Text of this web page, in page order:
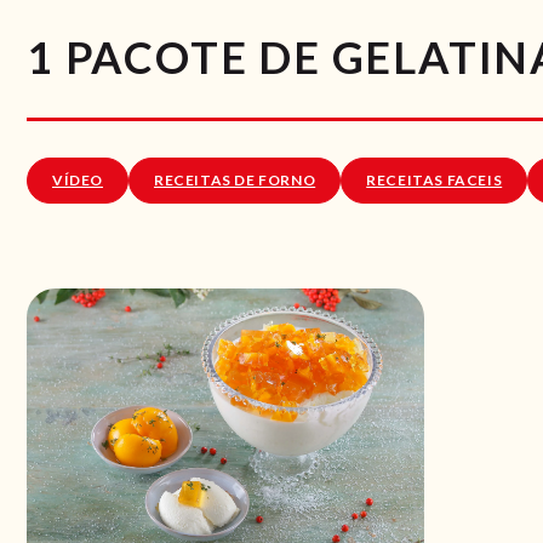
1 PACOTE DE
VÍDEO RECEITAS DE FORNO RECEITAS FACEIS